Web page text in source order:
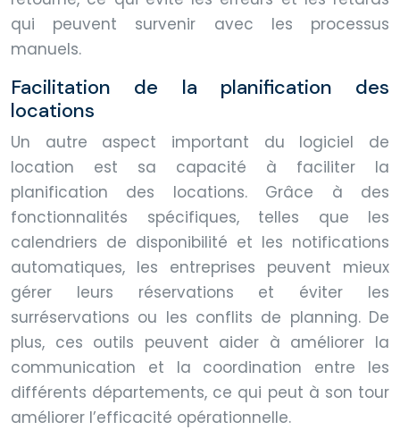
qui peuvent survenir avec les processus
manuels.
Facilitation de la planification des
locations
Un autre aspect important du logiciel de
location est sa capacité à faciliter la
planification des locations. Grâce à des
fonctionnalités spécifiques, telles que les
calendriers de disponibilité et les notifications
automatiques, les entreprises peuvent mieux
gérer leurs réservations et éviter les
surréservations ou les conflits de planning. De
plus, ces outils peuvent aider à améliorer la
communication et la coordination entre les
différents départements, ce qui peut à son tour
améliorer l’efficacité opérationnelle.